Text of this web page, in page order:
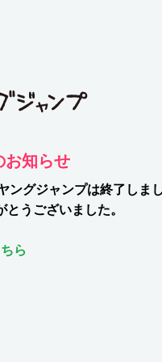
お知らせ
ングジャンプは終了しま
うございました。
ら